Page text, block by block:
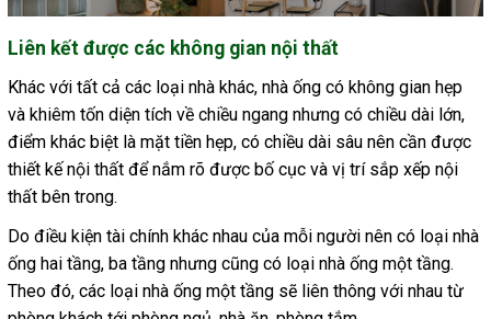
Liên kết được các không gian nội thất
Khác với tất cả các loại nhà khác, nhà ống có không gian hẹp
và khiêm tốn diện tích về chiều ngang nhưng có chiều dài lớn,
điểm khác biệt là mặt tiền hẹp, có chiều dài sâu nên cần được
thiết kế nội thất để nắm rõ được bố cục và vị trí sắp xếp nội
thất bên trong.
Do điều kiện tài chính khác nhau của mỗi người nên có loại nhà
ống hai tầng, ba tầng nhưng cũng có loại nhà ống một tầng.
Theo đó, các loại nhà ống một tầng sẽ liên thông với nhau từ